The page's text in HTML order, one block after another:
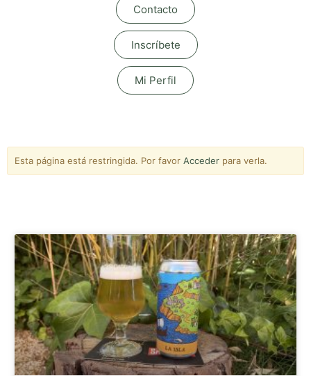
Contacto
Inscríbete
Mi Perfil
Esta página está restringida. Por favor Acceder para verla.